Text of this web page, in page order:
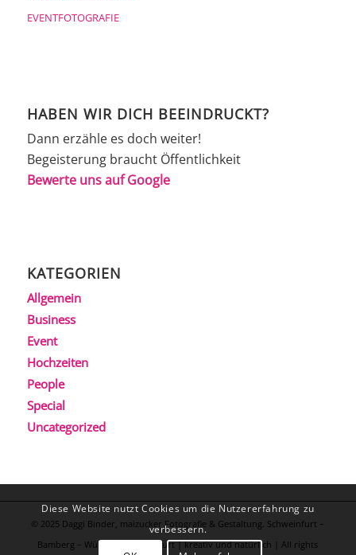
EVENTFOTOGRAFIE
HABEN WIR DICH BEEINDRUCKT?
Dann erzähle es doch weiter!
Begeisterung braucht Öffentlichkeit
Bewerte uns auf Google
KATEGORIEN
Allgemein
Business
Event
Hochzeiten
People
Special
Uncategorized
© 2025 Daggi Binder, maizucker Fotografie & Gestaltung. Schweinfurt –
Bamberg – Würzburg – Frankfurt | kreativ und natürlich | All rights
Diese Website nutzt Cookies um die Nutzererfahrung zu
verbessern.